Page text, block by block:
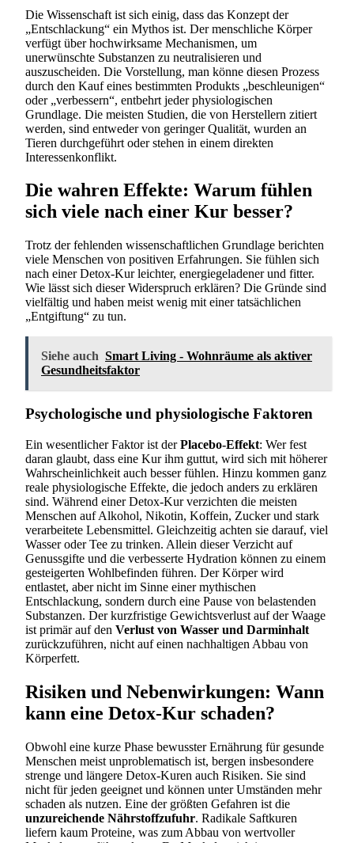
Die Wissenschaft ist sich einig, dass das Konzept der
„Entschlackung“ ein Mythos ist. Der menschliche Körper
verfügt über hochwirksame Mechanismen, um
unerwünschte Substanzen zu neutralisieren und
auszuscheiden. Die Vorstellung, man könne diesen Prozess
durch den Kauf eines bestimmten Produkts „beschleunigen“
oder „verbessern“, entbehrt jeder physiologischen
Grundlage. Die meisten Studien, die von Herstellern zitiert
werden, sind entweder von geringer Qualität, wurden an
Tieren durchgeführt oder stehen in einem direkten
Interessenkonflikt.
Die wahren Effekte: Warum fühlen
sich viele nach einer Kur besser?
Trotz der fehlenden wissenschaftlichen Grundlage berichten
viele Menschen von positiven Erfahrungen. Sie fühlen sich
nach einer Detox-Kur leichter, energiegeladener und fitter.
Wie lässt sich dieser Widerspruch erklären? Die Gründe sind
vielfältig und haben meist wenig mit einer tatsächlichen
„Entgiftung“ zu tun.
Siehe auch Smart Living - Wohnräume als aktiver
Gesundheitsfaktor
Psychologische und physiologische Faktoren
Ein wesentlicher Faktor ist derPlacebo-Effekt: Wer fest
daran glaubt, dass eine Kur ihm guttut, wird sich mit höherer
Wahrscheinlichkeit auch besser fühlen. Hinzu kommen ganz
reale physiologische Effekte, die jedoch anders zu erklären
sind. Während einer Detox-Kur verzichten die meisten
Menschen auf Alkohol, Nikotin, Koffein, Zucker und stark
verarbeitete Lebensmittel. Gleichzeitig achten sie darauf, viel
Wasser oder Tee zu trinken. Allein dieser Verzicht auf
Genussgifte und die verbesserte Hydration können zu einem
gesteigerten Wohlbefinden führen. Der Körper wird
entlastet, aber nicht im Sinne einer mythischen
Entschlackung, sondern durch eine Pause von belastenden
Substanzen. Der kurzfristige Gewichtsverlust auf der Waage
ist primär auf den Verlust von Wasser und Darminhalt
zurückzuführen, nicht auf einen nachhaltigen Abbau von
Körperfett.
Risiken und Nebenwirkungen: Wann
kann eine Detox-Kur schaden?
Obwohl eine kurze Phase bewusster Ernährung für gesunde
Menschen meist unproblematisch ist, bergen insbesondere
strenge und längere Detox-Kuren auch Risiken. Sie sind
nicht für jeden geeignet und können unter Umständen mehr
schaden als nutzen. Eine der größten Gefahren ist die
unzureichende Nährstoffzufuhr. Radikale Saftkuren
liefern kaum Proteine, was zum Abbau von wertvoller